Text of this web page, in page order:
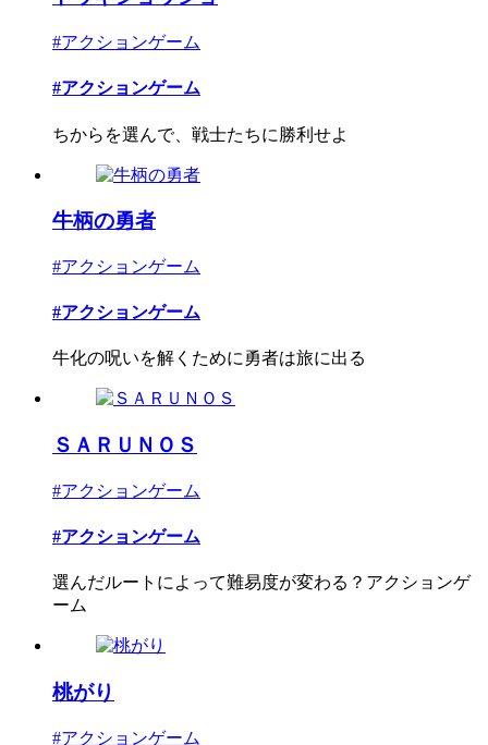
#アクションゲーム
#アクションゲーム
ちからを選んで、戦士たちに勝利せよ
牛柄の勇者
#アクションゲーム
#アクションゲーム
牛化の呪いを解くために勇者は旅に出る
ＳＡＲＵＮＯＳ
#アクションゲーム
#アクションゲーム
選んだルートによって難易度が変わる？アクションゲ
ーム
桃がり
#アクションゲーム